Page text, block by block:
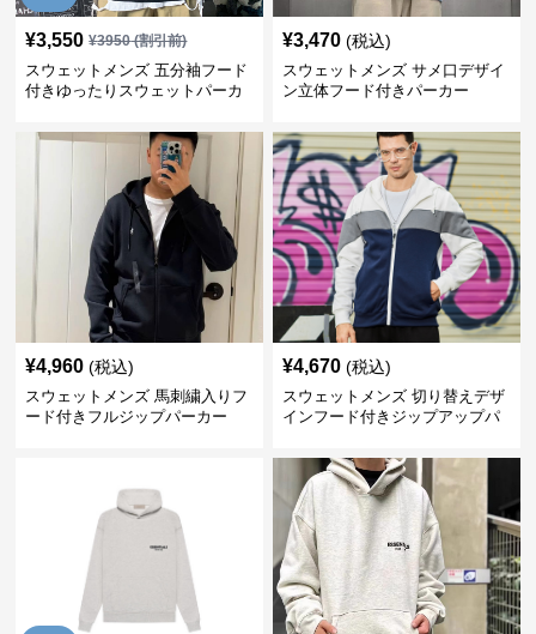
¥3,550 ¥3950(割引前)
スウェットメンズ 五分袖フード
付きゆったりスウェットパーカ
¥3,470 (税込)
スウェットメンズ サメ口デザイ
ン立体フード付きパーカー
¥4,960 (税込)
スウェットメンズ 馬刺繍入りフ
ード付きフルジップパーカー
¥4,670 (税込)
スウェットメンズ 切り替えデザ
インフード付きジップアップパ